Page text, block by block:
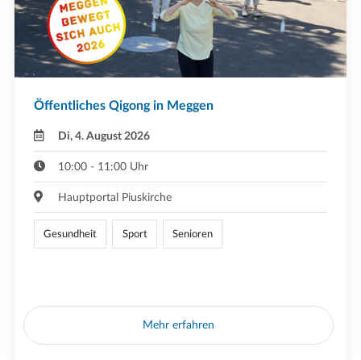
Öffentliches Qigong in Meggen
Di, 4. August 2026
10:00 - 11:00 Uhr
Hauptportal Piuskirche
Gesundheit Sport Senioren
Mehr erfahren